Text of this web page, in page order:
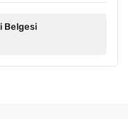
Belgesi